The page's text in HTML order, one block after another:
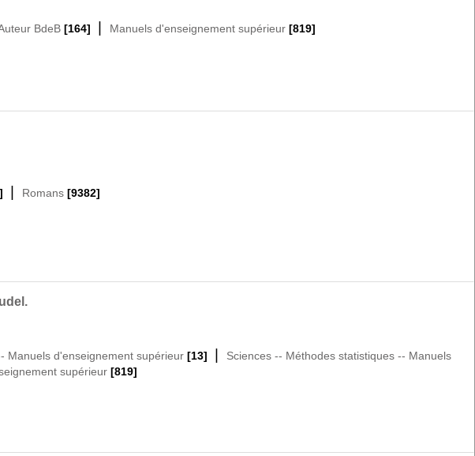
BdeB [164] Manuels d'enseignement supérieur [819]
Romans [9382]
Manuels d'enseignement supérieur [13]
Sciences -- Méthodes statistiques -- Manuels
supérieur [819]